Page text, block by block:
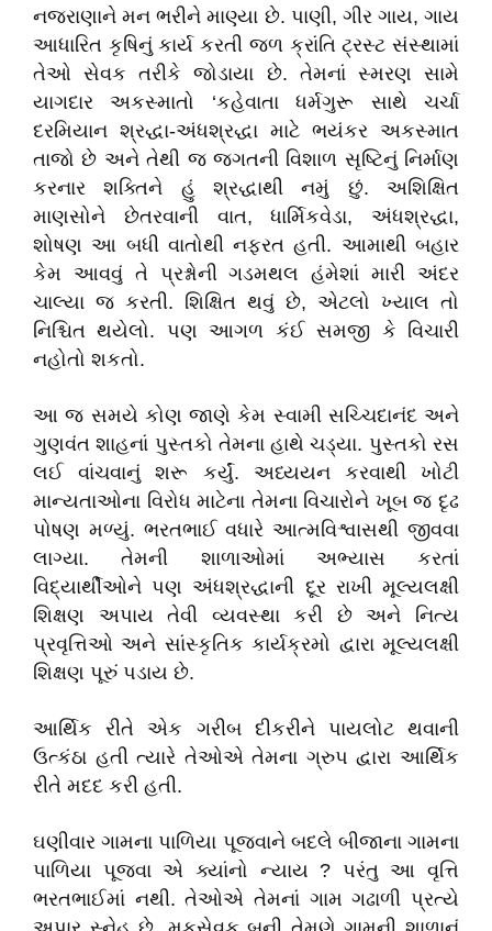
નજરાણાને મન ભરીને માણ્યા છે. પાણી, ગીર ગાય, ગાય
આધારિત કૃષિનું કાર્ય કરતી જળ ક્રાંતિ ટ્રસ્ટ સંસ્થામાં
તેઓ સેવક તરીકે જોડાયા છે. તેમનાં સ્મરણ સામે
યાગદાર અકસ્માતો ‘કહેવાતા ધર્મગુરૂ સાથે ચર્ચા
દરમિયાન શ્રદ્ધા-અંધશ્રદ્ધા માટે ભયંકર અકસ્માત
તાજો છે અને તેથી જ જગતની વિશાળ સૃષ્ટિનું નિર્માણ
કરનાર શક્તિને હું શ્રદ્ધાથી નમું છું. અશિક્ષિત
માણસોને છેતરવાની વાત, ધાર્મિકવેડા, અંધશ્રદ્ધા,
શોષણ આ બધી વાતોથી નફરત હતી. આમાથી બહાર
કેમ આવવું તે પ્રશ્નોની ગડમથલ હંમેશાં મારી અંદર
ચાલ્યા જ કરતી. શિક્ષિત થવું છે, એટલો ખ્યાલ તો
નિશ્ચિત થયેલો. પણ આગળ કંઈ સમજી કે વિચારી
નહોતો શકતો.
આ જ સમયે કોણ જાણે કેમ સ્વામી સચ્ચિદાનંદ અને
ગુણવંત શાહનાં પુસ્તકો તેમના હાથે ચડ્યા. પુસ્તકો રસ
લઈ વાંચવાનું શરૂ કર્યું. અધ્યયન કરવાથી ખોટી
માન્યતાઓના વિરોધ માટેના તેમના વિચારોને ખૂબ જ દૃઢ
પોષણ મળ્યું. ભરતભાઈ વધારે આત્મવિશ્વાસથી જીવવા
લાગ્યા. તેમની શાળાઓમાં અભ્યાસ કરતાં
વિદ્યાર્થીઓને પણ અંધશ્રદ્ધાની દૂર રાખી મૂલ્યલક્ષી
શિક્ષણ અપાય તેવી વ્યવસ્થા કરી છે અને નિત્ય
પ્રવૃત્તિઓ અને સાંસ્કૃતિક કાર્યક્રમો દ્વારા મૂલ્યલક્ષી
શિક્ષણ પૂરું પડાય છે.
આર્થિક રીતે એક ગરીબ દીકરીને પાયલોટ થવાની
ઉત્કંઠા હતી ત્યારે તેઓએ તેમના ગ્રુપ દ્વારા આર્થિક
રીતે મદદ કરી હતી.
ઘણીવાર ગામના પાળિયા પૂજવાને બદલે બીજાના ગામના
પાળિયા પૂજવા એ ક્યાંનો ન્યાય ? પરંતુ આ વૃત્તિ
ભરતભાઈમાં નથી. તેઓએ તેમનાં ગામ ગઢાળી પ્રત્યે